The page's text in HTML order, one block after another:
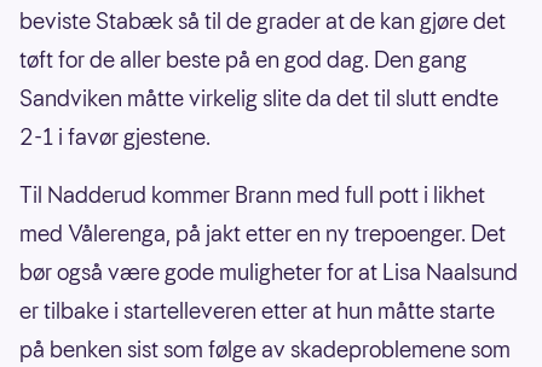
beviste Stabæk så til de grader at de kan gjøre det
tøft for de aller beste på en god dag. Den gang
Sandviken måtte virkelig slite da det til slutt endte
2-1 i favør gjestene.
Til Nadderud kommer Brann med full pott i likhet
med Vålerenga, på jakt etter en ny trepoenger. Det
bør også være gode muligheter for at Lisa Naalsund
er tilbake i startelleveren etter at hun måtte starte
på benken sist som følge av skadeproblemene som